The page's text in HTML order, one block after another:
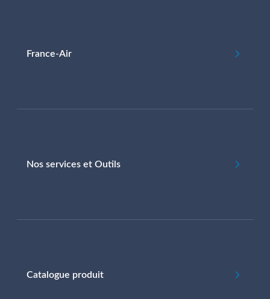
France-Air
Nos services et Outils
Catalogue produit